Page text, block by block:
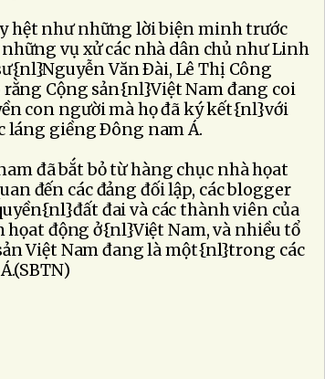
hệt như những lời biện minh trước
vụ xử các nhà dân chủ như Linh
Văn Ðài, Lê Thị Công
rằng Cộng sản{nl}Việt Nam đang coi
con người mà họ đã ký kết{nl}với
láng giềng Ðông nam Á.
đã bắt bỏ từ hàng chục nhà họat
đến các đảng đối lập, các blogger
đai và các thành viên của
họat động ở{nl}Việt Nam, và nhiều tổ
Việt Nam đang là một{nl}trong các